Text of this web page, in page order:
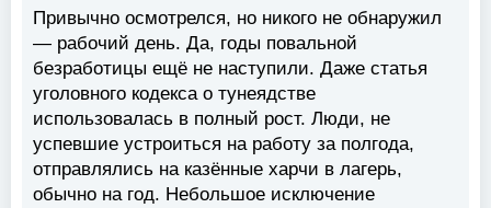
Привычно осмотрелся, но никого не обнаружил
— рабочий день. Да, годы повальной
безработицы ещё не наступили. Даже статья
уголовного кодекса о тунеядстве
использовалась в полный рост. Люди, не
успевшие устроиться на работу за полгода,
отправлялись на казённые харчи в лагерь,
обычно на год. Небольшое исключение